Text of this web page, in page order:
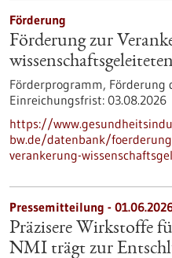
Förderung
Förderung zur
Förderprogramm, Förderung
Einreichungsfrist: 03.08.2026
https://
bw.de/datenbank/
verankerung-
Pressemitteilung -
Präzisere Wirkstoffe
NMI trägt zur